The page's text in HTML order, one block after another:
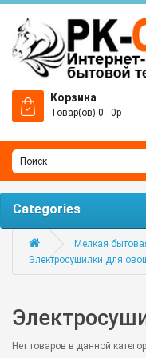
Корзина
Товар(ов) 0 - 0р
Categories
Мелкая
Электросушилки для
Нет товаров в данной